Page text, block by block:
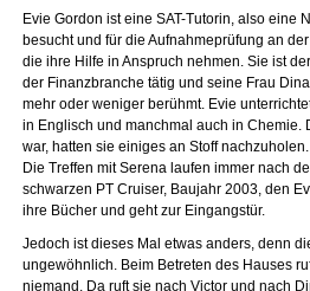
Evie Gordon ist eine SAT-Tutorin, also
besucht und für die Aufnahmeprüfung an
die ihre Hilfe in Anspruch nehmen. Sie ist
der Finanzbranche tätig und seine Frau
mehr oder weniger berühmt. Evie
in Englisch und manchmal auch in Chemie.
war, hatten sie einiges an Stoff nachzuholen.
Die Treffen mit Serena laufen immer nach
schwarzen PT Cruiser, Baujahr 2003, den
ihre Bücher und geht zur Eingangstür.
Jedoch ist dieses Mal etwas anders, denn
ungewöhnlich. Beim Betreten des Hauses
niemand. Da ruft sie nach Victor und nach